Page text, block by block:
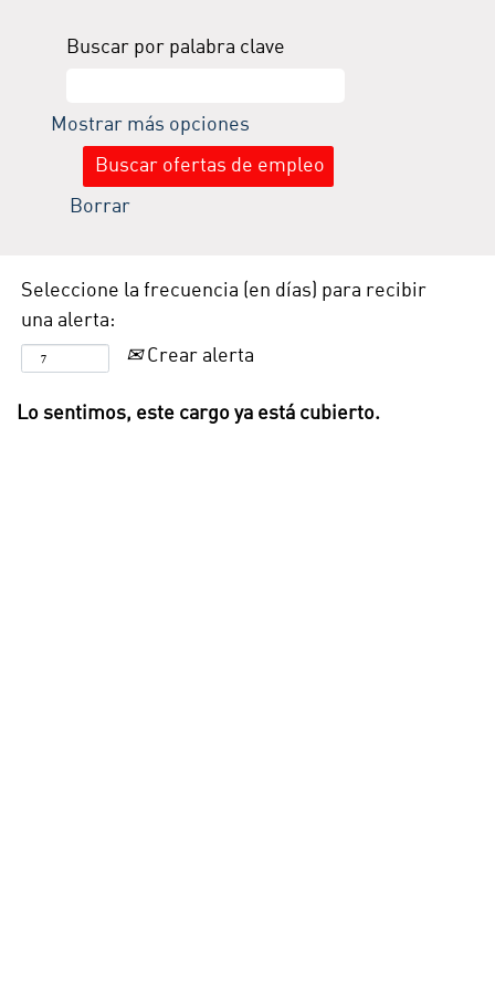
Buscar por palabra clave
Mostrar más opciones
Borrar
Seleccione la frecuencia (en días) para recibir
una alerta:
Crear alerta
Lo sentimos, este cargo ya está cubierto.